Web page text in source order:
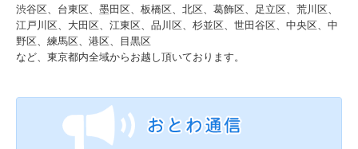
渋谷区、台東区、墨田区、板橋区、北区、葛飾区、足立区、荒川区、
江戸川区、大田区、江東区、品川区、杉並区、世田谷区、中央区、中
野区、練馬区、港区、目黒区
など、東京都内全域からお越し頂いております。